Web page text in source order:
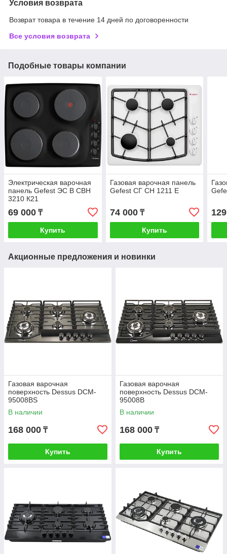
Условия возврата
Возврат товара в течение 14 дней по договоренности
Все условия возврата
Подобные товары компании
Электрическая варочная
панель Gefest ЭС В СВН
3210 К21
69 000 ₸
Купить
Газовая варочная панель
Gefest СГ СН 1211 E
74 000₸
Купить
Акционные предложения и новинки
Газовая варочная
поверхность Dessus DCM-
95008BS
В наличии
168 000 ₸
Купить
Газовая варочная
поверхность Dessus DCM-
95008B
В наличии
168 000 ₸
Купить